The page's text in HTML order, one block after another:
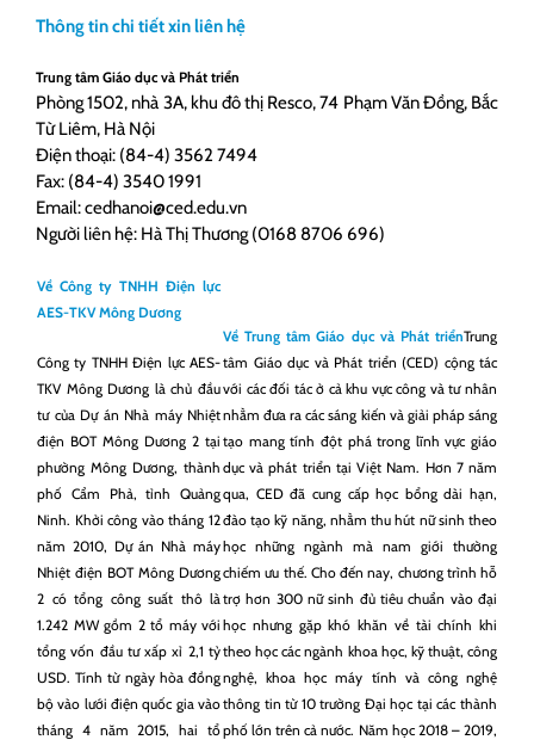
Thông tin chi tiết xin liên hệ
Trung tâm Giáo dục và Phát triển
Phòng 1502, nhà 3A, khu đô thị Resco, 74 Phạm Văn Đồng, Bắc
Từ Liêm, Hà Nội
Điện thoại: (84-4) 3562 7494
Fax: (84-4) 3540 1991
Email: cedhanoi@ced.edu.vn
Người liên hệ: Hà Thị Thương (0168 8706 696)
Về Công ty TNHH Điện lực
AES-TKV Mông Dương
Công ty TNHH Điện lực AES-
TKV Mông Dương là chủ đầu
tư của Dự án Nhà máy Nhiệt
điện BOT Mông Dương 2 tại
phường Mông Dương, thành
phố Cẩm Phả, tỉnh Quảng
Ninh. Khởi công vào tháng 12
năm 2010, Dự án Nhà máy
Nhiệt điện BOT Mông Dương
2 có tổng công suất thô là
1.242 MW gồm 2 tổ máy với
tổng vốn đầu tư xấp xỉ 2,1 tỷ
USD. Tính từ ngày hòa đồng
bộ vào lưới điện quốc gia vào
tháng 4 năm 2015, hai tổ
Về Trung tâm Giáo dục và Phát triểnTrung
tâm Giáo dục và Phát triển (CED) cộng tác
với các đối tác ở cả khu vực công và tư nhân
nhằm đưa ra các sáng kiến và giải pháp sáng
tạo mang tính đột phá trong lĩnh vực giáo
dục và phát triển tại Việt Nam. Hơn 7 năm
qua, CED đã cung cấp học bổng dài hạn,
đào tạo kỹ năng, nhằm thu hút nữ sinh theo
học những ngành mà nam giới thường
chiếm ưu thế. Cho đến nay, chương trình hỗ
trợ hơn 300 nữ sinh đủ tiêu chuẩn vào đại
học nhưng gặp khó khăn về tài chính khi
theo học các ngành khoa học, kỹ thuật, công
nghệ, khoa học máy tính và công nghệ
thông tin từ 10 trường Đại học tại các thành
phố lớn trên cả nước. Năm học 2018 – 2019,